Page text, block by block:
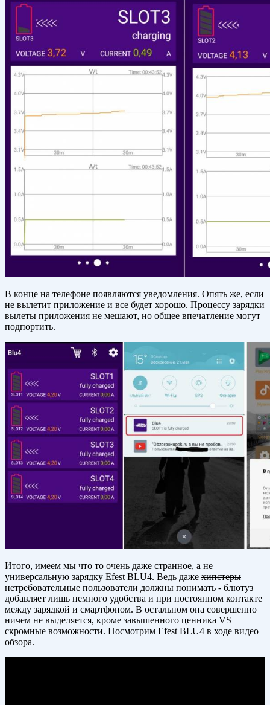
В конце на телефоне появляются уведомления. Опять же, если
не вылетит приложение и все будет хорошо. Процессу зарядки
вылеты приложения не мешают, но общее впечатление могут
подпортить.
Итого, имеем мы что то очень даже странное, а не
универсальную зарядку Efest BLU4. Ведь даже хипстеры
нетребовательные пользователи должны понимать - блютуз
добавляет лишь немного удобства и при постоянном контакте
между зарядкой и смартфоном. В остальном она совершенно
ничем не выделяется, кроме завышенного ценника VS
скромные возможности. Посмотрим Efest BLU4 в ходе видео
обзора.